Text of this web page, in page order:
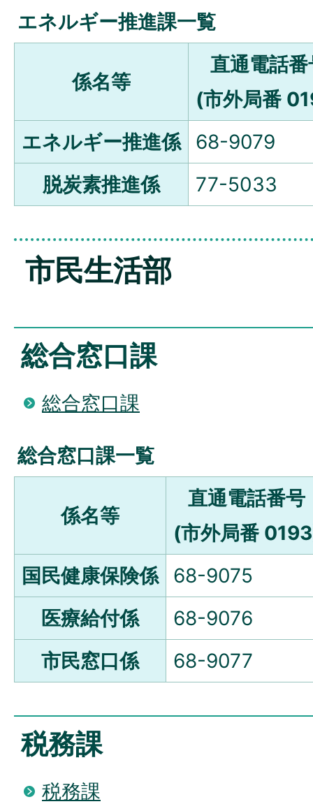
エネルギー推進課一覧
係名等
直通電話番
(市外局番
エネルギー推進係
68-9079
脱炭素推進係
77-5033
市民生活部
総合窓口課
総合窓口課
総合窓口課一覧
係名等
直通電話番号
(市外局番
国民健康保険係
68-9075
医療給付係
68-9076
市民窓口係
68-9077
税務課
税務課